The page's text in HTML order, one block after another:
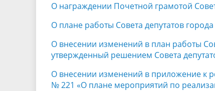
О награждении Почетной грамотой
О плане работы Совета депутатов
О внесении изменений в план работы
утвержденный решением Совета
О внесении изменений в приложение к
№ 221 «О плане мероприятий по